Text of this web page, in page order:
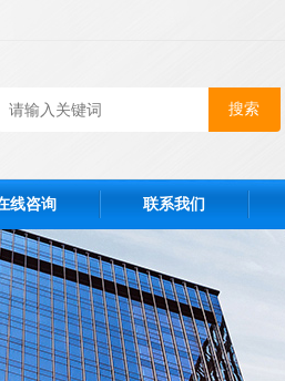
线咨询 联系我们